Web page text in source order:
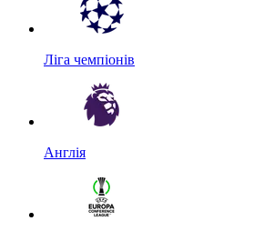
Ліга чемпіонів
Англія